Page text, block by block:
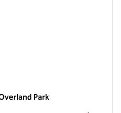
Park